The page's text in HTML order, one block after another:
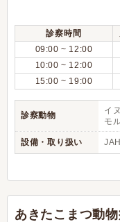
診察時間
09:00 ~ 12:00
10:00 ~ 12:00
15:00 ~ 19:00
診察動物
イ
モ
設備・取り扱い
あきたこまつ動